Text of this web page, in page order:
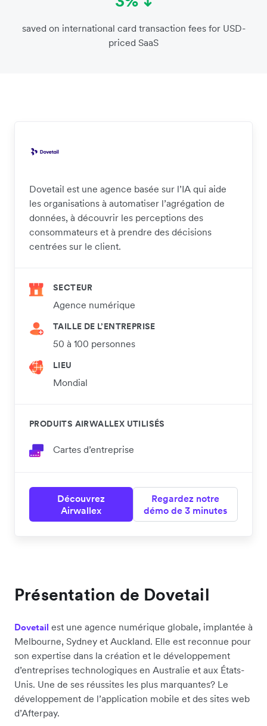
saved on international card transaction fees for USD-
priced SaaS
Dovetail est une agence basée sur l’IA qui aide
les organisations à automatiser l’agrégation de
données, à découvrir les perceptions des
consommateurs et à prendre des décisions
centrées sur le client.
SECTEUR
Agence numérique
TAILLE DE L’ENTREPRISE
50 à 100 personnes
LIEU
Mondial
PRODUITS AIRWALLEX UTILISÉS
Cartes d’entreprise
Découvrez
Airwallex
Regardez notre
démo de 3 minutes
Présentation de Dovetail
Dovetail est une agence numérique globale, implantée à
Melbourne, Sydney et Auckland. Elle est reconnue pour
son expertise dans la création et le développement
d’entreprises technologiques en Australie et aux États-
Unis. Une de ses réussites les plus marquantes? Le
développement de l’application mobile et des sites web
d’Afterpay.